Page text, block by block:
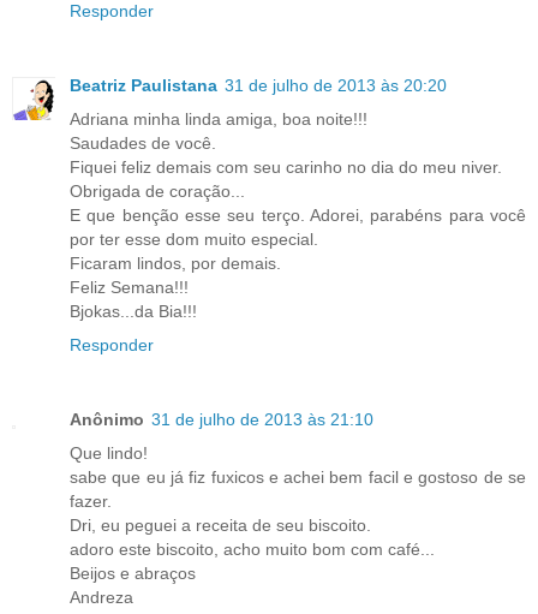
Responder
Beatriz Paulistana 31 de julho de 2013 às 20:20
Adriana minha linda amiga, boa noite!!!
Saudades de você.
Fiquei feliz demais com seu carinho no dia do meu niver.
Obrigada de coração...
E que benção esse seu terço. Adorei, parabéns para você
por ter esse dom muito especial.
Ficaram lindos, por demais.
Feliz Semana!!!
Bjokas...da Bia!!!
Responder
Anônimo 31 de julho de 2013 às 21:10
Que lindo!
sabe que eu já fiz fuxicos e achei bem facil e gostoso de se
fazer.
Dri, eu peguei a receita de seu biscoito.
adoro este biscoito, acho muito bom com café...
Beijos e abraços
Andreza